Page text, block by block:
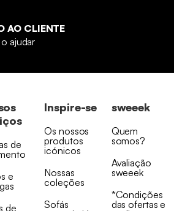
AO CLIENTE
ajudar
de
e
de
Inspire-se
Os nossos
produtos
icónicos
Nossas
coleções
Sofás
sweeek
Quem
somos?
Avaliação
sweeek
*Condições
das ofertas e